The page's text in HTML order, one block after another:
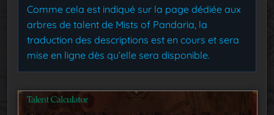
Comme cela est indiqué sur la page dédiée aux
arbres de talent de Mists of Pandaria, la
traduction des descriptions est en cours et sera
mise en ligne dès qu’elle sera disponible.